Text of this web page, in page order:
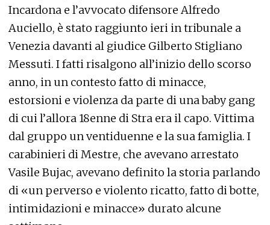
Incardona e l’avvocato difensore Alfredo
Auciello, è stato raggiunto ieri in tribunale a
Venezia davanti al giudice Gilberto Stigliano
Messuti. I fatti risalgono all’inizio dello scorso
anno, in un contesto fatto di minacce,
estorsioni e violenza da parte di una baby gang
di cui l’allora 18enne di Stra era il capo. Vittima
dal gruppo un ventiduenne e la sua famiglia. I
carabinieri di Mestre, che avevano arrestato
Vasile Bujac, avevano definito la storia parlando
di «un perverso e violento ricatto, fatto di botte,
intimidazioni e minacce» durato alcune